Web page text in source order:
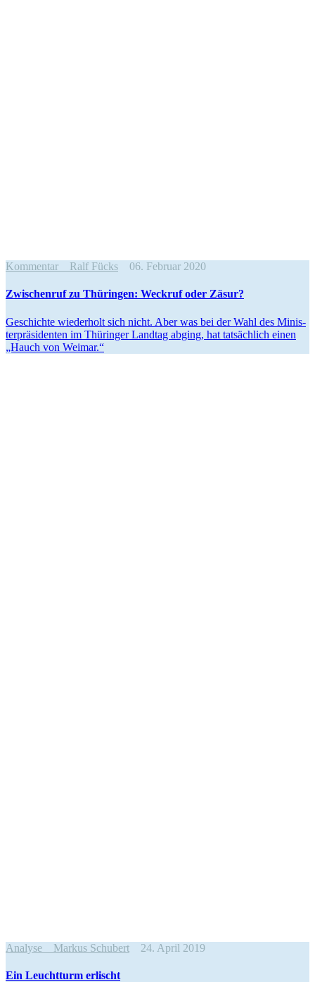
Kommentar Ralf Fücks 06. Februar 2020
Zwischenruf zu Thüringen: Weckruf oder Zäsur?
Geschichte wiederholt sich nicht. Aber was bei der Wahl des Minis­
ter­prä­si­denten im Thüringer Landtag abging, hat tatsächlich einen
„Hauch von Weimar.“
Analyse Markus Schubert 24. April 2019
Ein Leuchtturm erlischt